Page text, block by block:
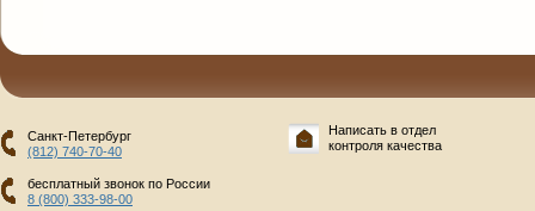
Санкт-Петербург
(812) 740-70-40
бесплатный звонок по России
8 (800) 333-98-00
Написать в отдел
контроля качества